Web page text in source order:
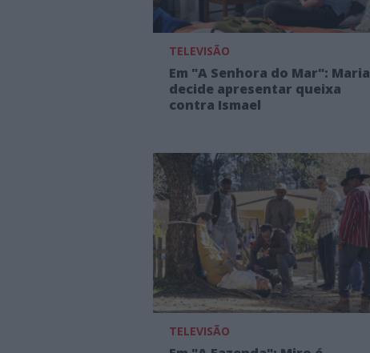
TELEVISÃO
Em "A Senhora do Mar": Maria
decide apresentar queixa
contra Ismael
TELEVISÃO